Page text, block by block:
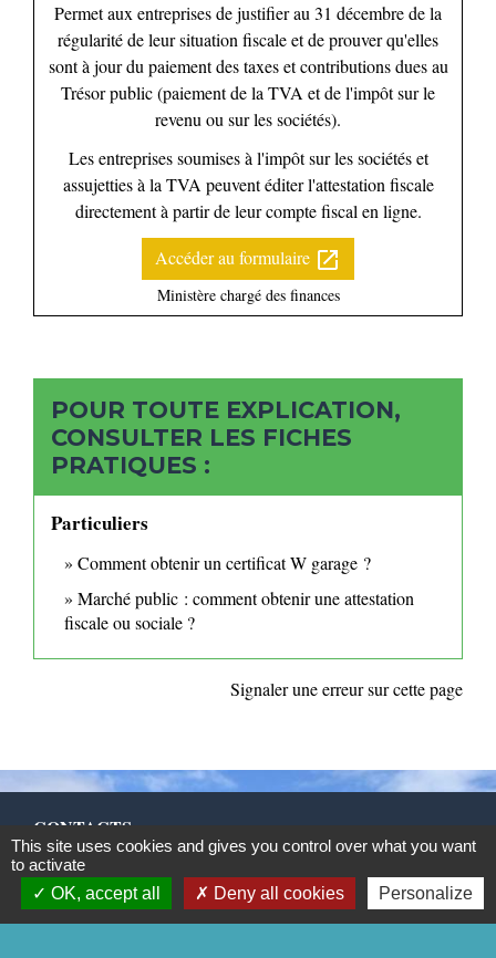
Permet aux entreprises de justifier au 31 décembre de la
régularité de leur situation fiscale et de prouver qu'elles
sont à jour du paiement des taxes et contributions dues au
Trésor public (paiement de la TVA et de l'impôt sur le
revenu ou sur les sociétés).
Les entreprises soumises à l'impôt sur les sociétés et
assujetties à la TVA peuvent éditer l'attestation fiscale
directement à partir de leur compte fiscal en ligne.
Accéder au formulaire open_in_new
Ministère chargé des finances
POUR TOUTE EXPLICATION,
CONSULTER LES FICHES
PRATIQUES :
Particuliers
Comment obtenir un certificat W garage ?
Marché public : comment obtenir une attestation
fiscale ou sociale ?
Signaler une erreur sur cette page
CONTACTS
Commune de Mittainville
5 rue de la Mairie
78125 Mittainville - FRANCE
This site uses cookies and gives you control over what you want
to activate
OK, accept all
Deny all cookies Personalize